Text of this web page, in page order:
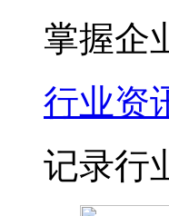
掌握企
行业资
记录行